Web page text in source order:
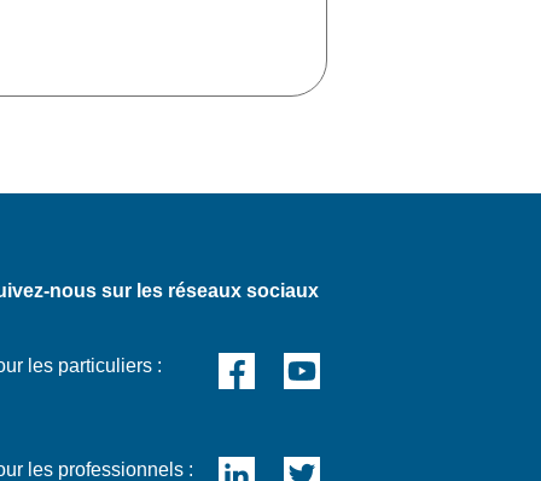
nous sur les réseaux sociaux
les particuliers :
les professionnels :